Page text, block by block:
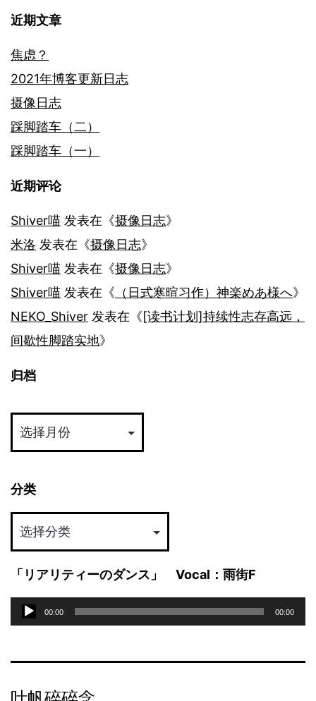
近期文章
焦虑？
2021年博客更新日志
摄像日志
踩脚踏车（二）
踩脚踏车（一）
近期评论
Shiver喵 发表在《摄像日志》
米洛 发表在《摄像日志》
Shiver喵 发表在《摄像日志》
Shiver喵 发表在《 （日式寒暄习作）神楽めあ様へ》
NEKO_Shiver 发表在《[读书计划]持续性志存高远，
间歇性脚踏实地》
归档
档
分类
分
「リアリティーのダンス」 Vocal：雨街F
音
频
器
00:00 00:00